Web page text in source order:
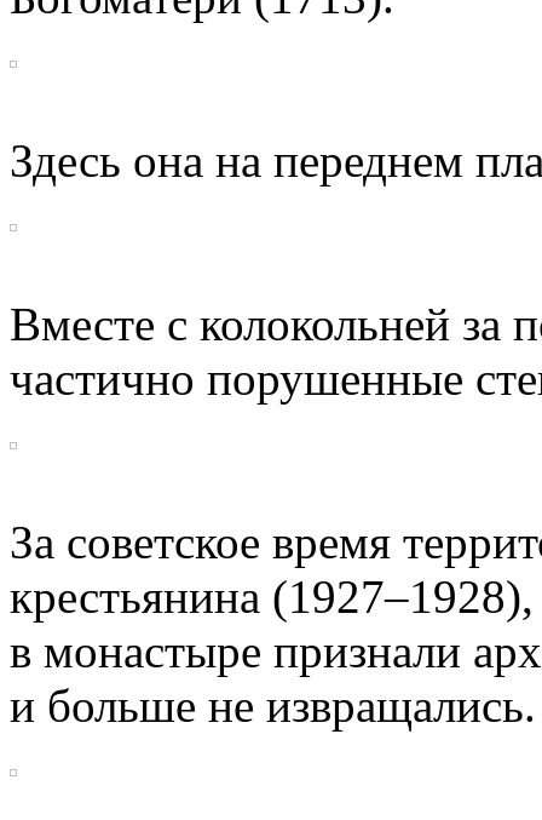
Здесь она на переднем
Вместе с колокольней за
частично порушенные
За советское время
крестьянина (1927–1928),
в монастыре признали
и больше не извращались.